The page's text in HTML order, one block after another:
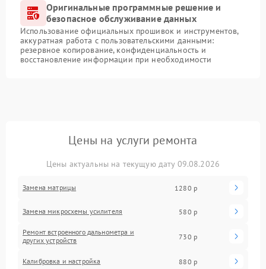
Оригинальные программные решение и
безопасное обслуживание данных
Использование официальных прошивок и инструментов,
аккуратная работа с пользовательскими данными:
резервное копирование, конфиденциальность и
восстановление информации при необходимости
Цены на услуги ремонта
Цены актуальны на текущую дату 09.08.2026
Замена матрицы 1280 р
Замена микросхемы усилителя 580 р
Ремонт встроенного дальнометра и
других устройств
730 р
Калибровка и настройка 880 р